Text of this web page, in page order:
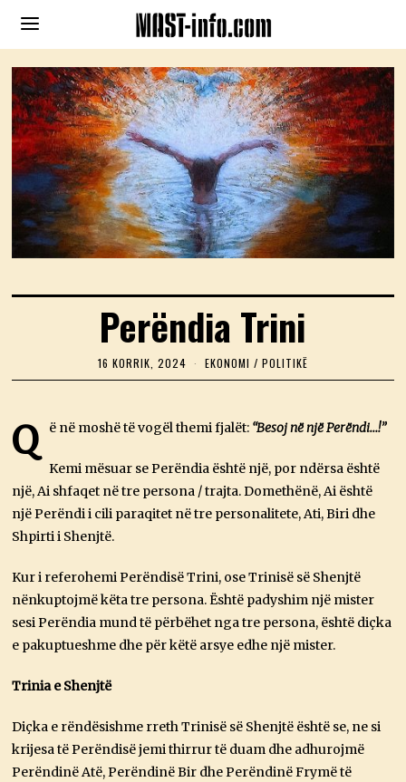
Perëndia Trini
16 KORRIK, 2024
6
R
K
2
0
2
EKONOMI / POLITIKË
Q ë në moshë të vogël themi fjalët: “Besoj në një Perëndi…!”
Kemi mësuar se Perëndia është një, por ndërsa është
një, Ai shfaqet në tre persona / trajta. Domethënë, Ai është
një Perëndi i cili paraqitet në tre personalitete, Ati, Biri dhe
Shpirti i Shenjtë.
Kur i referohemi Perëndisë Trini, ose Trinisë së Shenjtë
nënkuptojmë këta tre persona. Është padyshim një mister
sesi Perëndia mund të përbëhet nga tre persona, është diçka
e pakuptueshme dhe për këtë arsye edhe një mister.
Trinia e Shenjtë
Diçka e rëndësishme rreth Trinisë së Shenjtë është se, ne si
krijesa të Perëndisë jemi thirrur të duam dhe adhurojmë
Perëndinë Atë, Perëndinë Bir dhe Perëndinë Frymë të